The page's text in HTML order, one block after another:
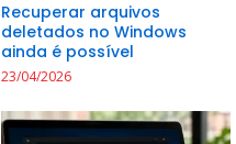
Recuperar arquivos
deletados no Windows
ainda é possível
23/04/2026